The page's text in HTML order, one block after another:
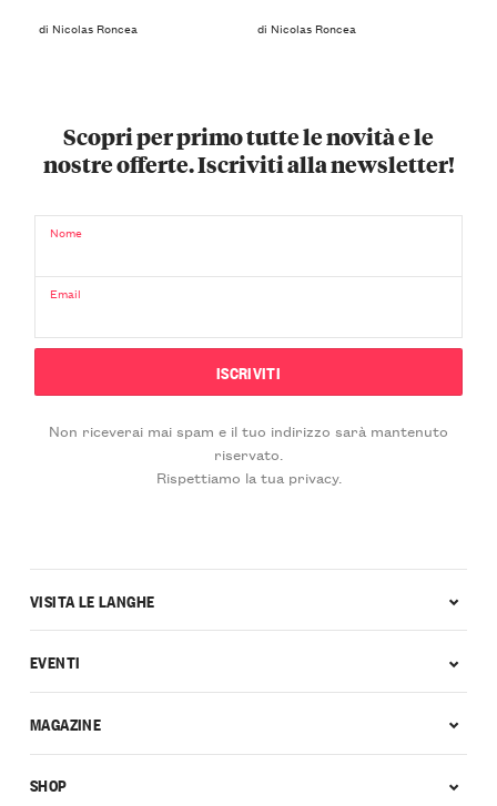
di Nicolas Roncea di Nicolas Roncea
Scopri per primo tutte le novità e le
nostre offerte. Iscriviti alla newsletter!
Nome
Email
Non riceverai mai spam e il tuo indirizzo sarà mantenuto
riservato.
Rispettiamo la tua privacy.
VISITA LE LANGHE
EVENTI
MAGAZINE
SHOP